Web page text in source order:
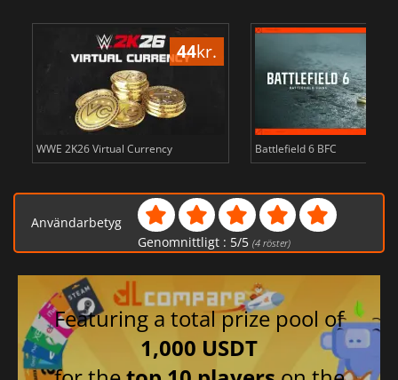
44kr.
WWE 2K26 Virtual Currency Battlefield 6 BFC
Användarbetyg
Genomnittligt : 5/5 (4röster)
Featuring a total prize pool of
1,000 USDT